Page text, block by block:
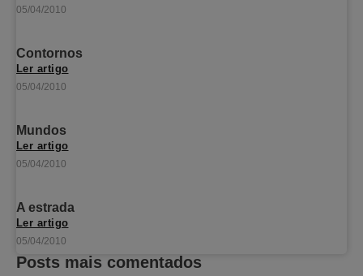
05/04/2010
Contornos
Ler artigo
05/04/2010
Mundos
Ler artigo
05/04/2010
A estrada
Ler artigo
05/04/2010
Posts mais comentados